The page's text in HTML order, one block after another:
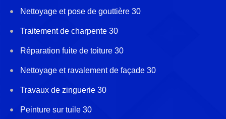
Nettoyage et pose de gouttière 30
Traitement de charpente 30
Réparation fuite de toiture 30
Nettoyage et ravalement de façade 30
Travaux de zinguerie 30
Peinture sur tuile 30